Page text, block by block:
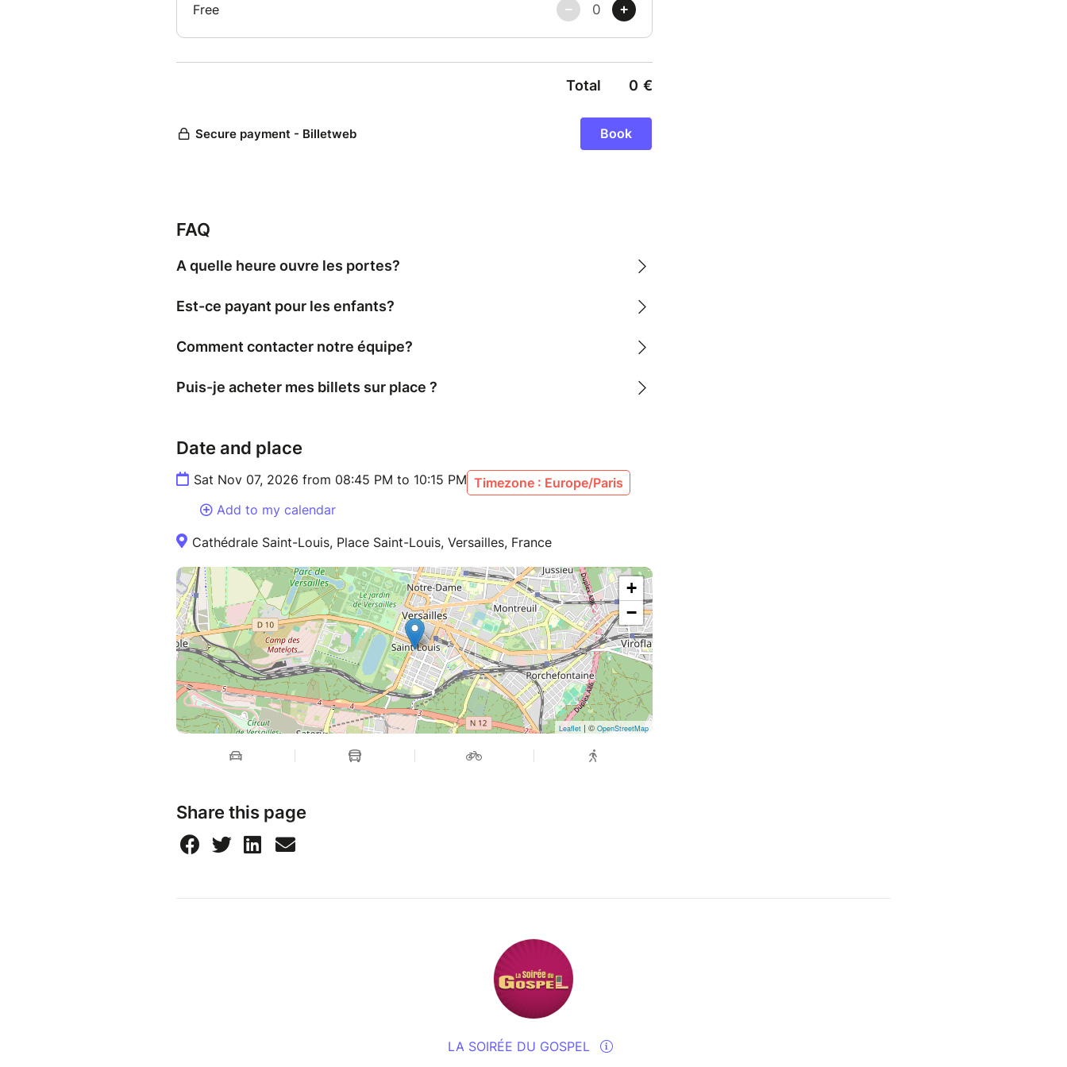
de la Cathédrale Saint-Louis de Versailles. Leurs voix exceptionnelles feront
résonner en vous une énergie nouvelle et irrésistible — il ne serait pas
Ce concert s’annonce comme une véritable célébration de la musique et de la
joie de vivre — un moment magique ! Attendez-vous à une atmosphère
Ouverture des portes : 1h15 avant l’heure du concert
Infoline : 06 75 00 78 04
FAQ
A quelle heure ouvre les portes?
Est-ce payant pour les enfants?
Comment contacter notre équipe?
Puis-je acheter mes billets sur place ?
Date and place
Sat Nov 07, 2026 from 08:45 PM to 10:15 PM Timezone : Europe/Paris
Add to my calendar
Cathédrale Saint-Louis, Place Saint-Louis, Versailles, France
+
−
Leaflet | © OpenStreetMap
Share this page
LA SOIRÉE DU GOSPEL